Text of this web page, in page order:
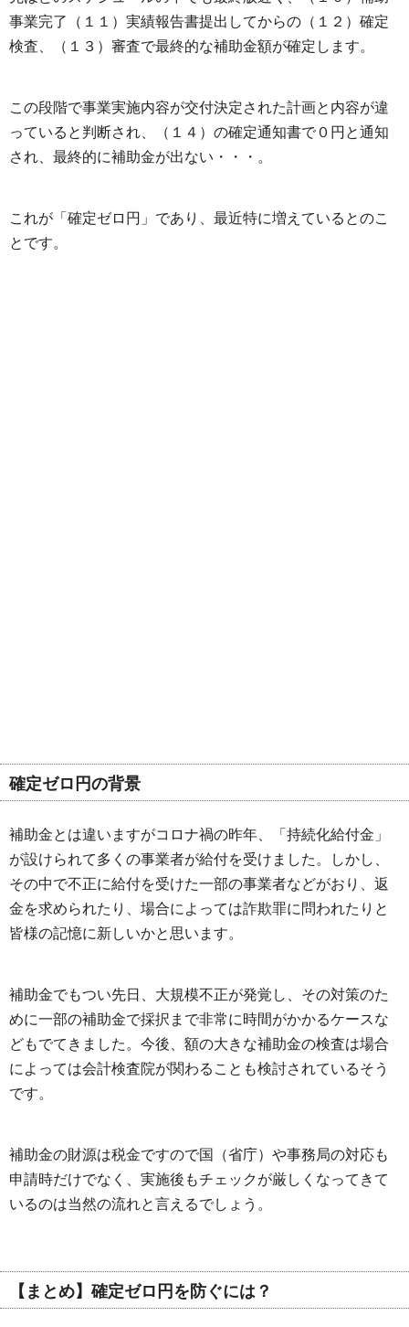
事業完了（１１）実績報告書提出してからの（１２）確定
検査、（１３）審査で最終的な補助金額が確定します。
この段階で事業実施内容が交付決定された計画と内容が違
っていると判断され、（１４）の確定通知書で０円と通知
され、最終的に補助金が出ない・・・。
これが「確定ゼロ円」であり、最近特に増えているとのこ
とです。
確定ゼロ円の背景
補助金とは違いますがコロナ禍の昨年、「持続化給付金」
が設けられて多くの事業者が給付を受けました。しかし、
その中で不正に給付を受けた一部の事業者などがおり、返
金を求められたり、場合によっては詐欺罪に問われたりと
皆様の記憶に新しいかと思います。
補助金でもつい先日、大規模不正が発覚し、その対策のた
めに一部の補助金で採択まで非常に時間がかかるケースな
どもでてきました。今後、額の大きな補助金の検査は場合
によっては会計検査院が関わることも検討されているそう
です。
補助金の財源は税金ですので国（省庁）や事務局の対応も
申請時だけでなく、実施後もチェックが厳しくなってきて
いるのは当然の流れと言えるでしょう。
【まとめ】確定ゼロ円を防ぐには？